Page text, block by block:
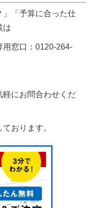
」「予算に合った仕
は
用窓口：0120-264-
軽にお問合わせくだ
おります。